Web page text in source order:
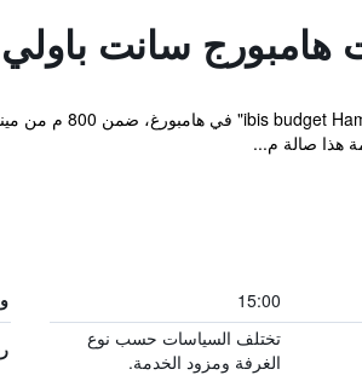
هامبورج سانت
هذا صالة م...
15:00
تختلف السياسات حسب نوع
الغرفة ومزود الخدمة.